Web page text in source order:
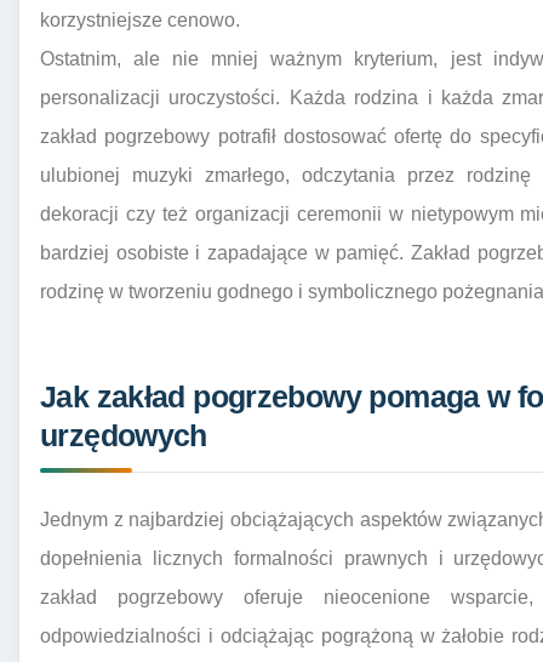
korzystniejsze cenowo.
Ostatnim, ale nie mniej ważnym kryterium, jest
personalizacji uroczystości. Każda rodzina i każda
zakład pogrzebowy potrafił dostosować ofertę do
ulubionej muzyki zmarłego, odczytania przez
dekoracji czy też organizacji ceremonii w nietypowym
bardziej osobiste i zapadające w pamięć. Zakład
rodzinę w tworzeniu godnego i symbolicznego
Jak zakład pogrzebowy pomaga w
urzędowych
Jednym z najbardziej obciążających aspektów
dopełnienia licznych formalności prawnych i
zakład pogrzebowy oferuje nieocenione
odpowiedzialności i odciążając pogrążoną w żałobie